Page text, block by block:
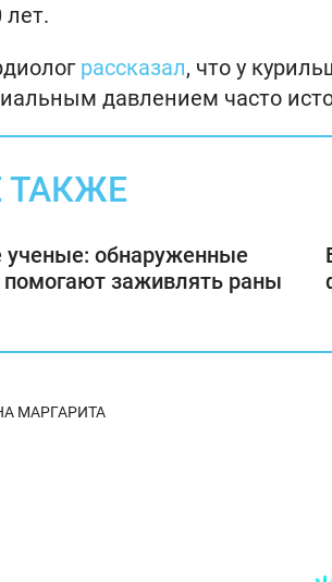
рассказал, что у
давлением часто
ТАКЖЕ
ученые: обнаруженные
помогают заживлять раны
МАРГАРИТА